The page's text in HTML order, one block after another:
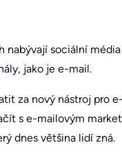
nabývají sociální
jako je e-mail.
za nový nástroj pro
s e-mailovým
dnes většina lidí zná.